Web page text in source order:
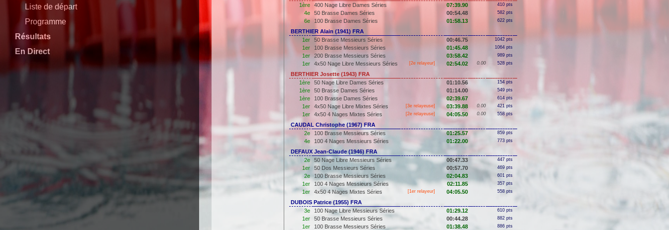
Liste de départ
Programme
Résultats
En Direct
1ère
400 Nage Libre Dames Séries 07:39.90 410 pts
4e 50 Brasse Dames Séries 00:54.48 582 pts
6e 100 Brasse Dames Séries 01:58.13 622 pts
BERTHIER Alain (1941) FRA
1er
50 Brasse Messieurs Séries 00:46.75 1042 pts
1er 100 Brasse Messieurs Séries 01:45.48 1064 pts
1er 200 Brasse Messieurs Séries 03:58.42 989 pts
1er 4x50 Nage Libre Messieurs Séries [2e relayeur] 02:54.02 0.00 528 pts
BERTHIER Josette (1943) FRA
1ère
50 Nage Libre Dames Séries 01:10.56 154 pts
1ère 50 Brasse Dames Séries 01:14.00 549 pts
1ère 100 Brasse Dames Séries 02:39.67 614 pts
1er 4x50 Nage Libre Mixtes Séries [3e relayeuse] 03:39.88 0.00 421 pts
1er 4x50 4 Nages Mixtes Séries [2e relayeuse] 04:05.50 0.00 558 pts
CAUDAL Christophe (1967) FRA
2e
100 Brasse Messieurs Séries 01:25.57 859 pts
4e 100 4 Nages Messieurs Séries 01:22.00 773 pts
DEFAUX Jean-Claude (1946) FRA
2e
50 Nage Libre Messieurs Séries 00:47.33 447 pts
1er 50 Dos Messieurs Séries 00:57.70 469 pts
2e 100 Brasse Messieurs Séries 02:04.83 601 pts
1er 100 4 Nages Messieurs Séries 02:11.85 357 pts
1er 4x50 4 Nages Mixtes Séries [1er relayeur] 04:05.50 558 pts
DUBOIS Patrice (1955) FRA
3e
100 Nage Libre Messieurs Séries 01:29.12 610 pts
1er 50 Brasse Messieurs Séries 00:44.28 882 pts
1er 100 Brasse Messieurs Séries 01:38.48 886 pts